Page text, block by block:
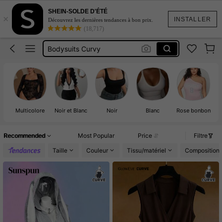
INSTALLER
×
SHEIN-SOLDE D'ÉTÉ
Découvrez les dernières tendances à bon prix.
(18,717)
Body Curvy
Bodysuits Curvy
Corset Curvy
Techno Outfits
Body Curvy
Multicolore Noir et Blanc Noir Blanc Rose bonbon
Recommended Most Popular Price
Filtre
Taille
Couleur Tissu/matériel Composition